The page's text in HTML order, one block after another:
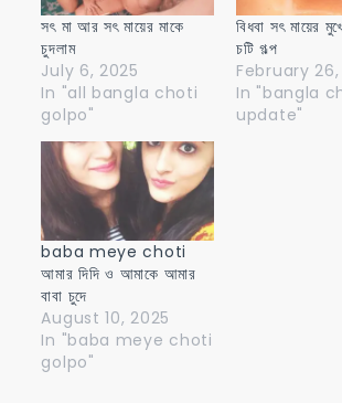
সৎ মা আর সৎ মায়ের মাকে
চুদলাম
July 6, 2025
In "all bangla choti
golpo"
বিধবা সৎ মায়ের
চটি গল্প
February
In "bangla
update"
baba meye choti
আমার দিদি ও আমাকে আমার
বাবা চুদে
August 10, 2025
In "baba meye choti
golpo"